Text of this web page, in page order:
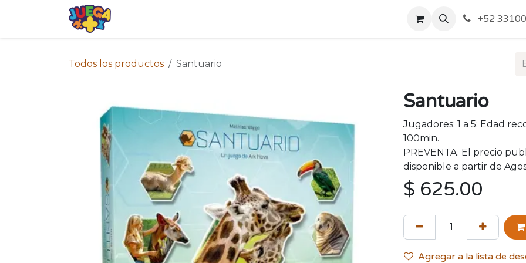
Acerca de Nosotros Politicas de Envío y
+52
Todos los productos Santuario
Santuario
Jugadores: 1 a 5; Edad
100min.
PREVENTA. El precio
disponible a partir de
$ 625.00
Agregar a la lista de